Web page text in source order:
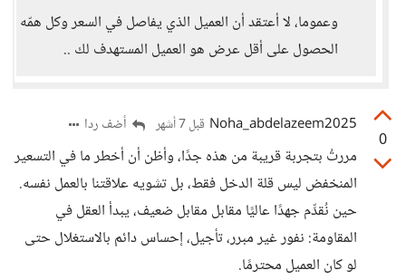
وعموما، لا أعتقد أن العميل الذي يفاصل في السعر وكل همّه
الحصول على أقل عرض هو العميل المستهدف لك ..
0
Noha_abdelazeem2025 قبل 7 أشهر أضف ردا
مررتُ بتجربة قريبة من هذه جدًا، وأظن أن أخطر ما في التسعير
المنخفض ليس قلة الدخل فقط، بل تشويه علاقتنا بالعمل نفسه.
حين نُقدِّم جهدًا عاليًا مقابل مقابل ضعيف، يبدأ العقل في
المقاومة: نفور غير مبرر، تأجيل، إحساس دائم بالاستغلال حتى
لو كان العميل محترمًا.